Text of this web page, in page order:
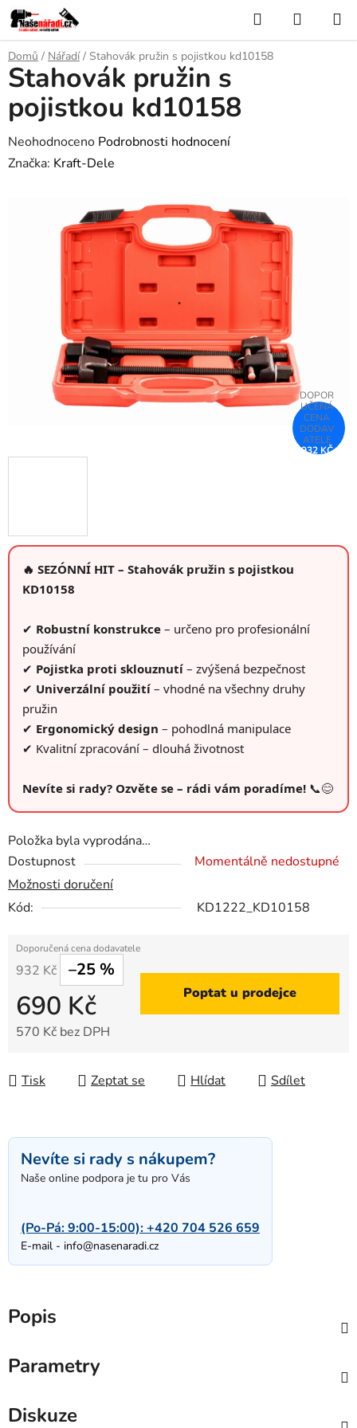
Přejít
na
obsah
Hledat
KOŠÍK
Domů / Nářadí / Stahovák pružin s pojistkou kd10158
🔥 SEZÓNNÍ HIT – Stahovák pružin s pojistkou
KD10158
✔ Robustní konstrukce – určeno pro profesionální
používání
✔ Pojistka proti sklouznutí – zvýšená bezpečnost
✔ Univerzální použití – vhodné na všechny druhy
pružin
✔ Ergonomický design – pohodlná manipulace
✔ Kvalitní zpracování – dlouhá životnost
Nevíte si rady? Ozvěte se – rádi vám poradíme! 📞😊
Položka byla vyprodána…
Dostupnost
Momentálně nedostupné
Možnosti doručení
Kód:
KD1222_KD10158
932 Kč –25 %
690 Kč
570 Kč bez DPH
Poptat u prodejce
Tisk Zeptat se Hlídat Sdílet
Stahovák pružin s
pojistkou kd10158
Průměrné
hodnocení
Neohodnoceno Podrobnosti hodnocení
Značka: Kraft-Dele
932 KČ
Nevíte si rady s nákupem?
Naše online podpora je tu pro Vás
(Po-Pá: 9:00-15:00):+420 704 526 659
E-mail - info@nasenaradi.cz
Popis
Parametry
Diskuze